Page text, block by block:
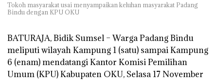
Tokoh masyarakat usai menyampaikan keluhan masyarakat Padang
Bindu dengan KPU OKU
BATURAJA, Bidik Sumsel –Warga Padang Bindu
meliputi wilayah Kampung 1 (satu) sampai Kampung
6 (enam) mendatangi Kantor Komisi Pemilihan
Umum (KPU) Kabupaten OKU, Selasa 17 November